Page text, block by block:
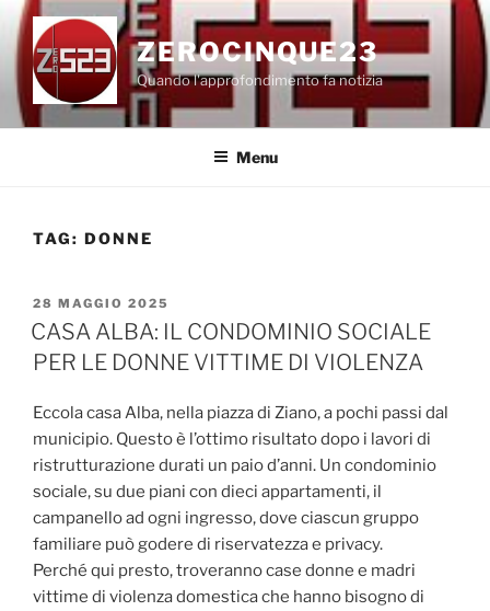
Salta
contenuto
ZEROCINQUE23
Quando l'approfondimento fa notizia
Menu
TAG: DONNE
PUBBLICATO
IL
28 MAGGIO 2025
CASA ALBA: IL CONDOMINIO SOCIALE
PER LE DONNE VITTIME DI VIOLENZA
Eccola casa Alba, nella piazza di Ziano, a pochi passi dal
municipio. Questo è l’ottimo risultato dopo i lavori di
ristrutturazione durati un paio d’anni. Un condominio
sociale, su due piani con dieci appartamenti, il
campanello ad ogni ingresso, dove ciascun gruppo
familiare può godere di riservatezza e privacy.
Perché qui presto, troveranno case donne e madri
vittime di violenza domestica che hanno bisogno di